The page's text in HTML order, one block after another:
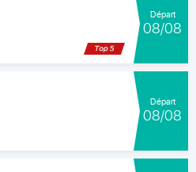
Départ
08/08
Départ
08/08